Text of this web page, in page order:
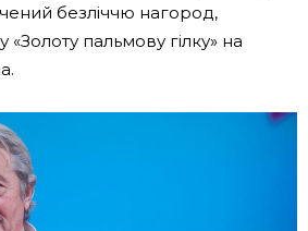
безліччю нагород,
пальмову гілку» на